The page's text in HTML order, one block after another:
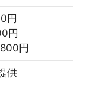
円
円
円
供